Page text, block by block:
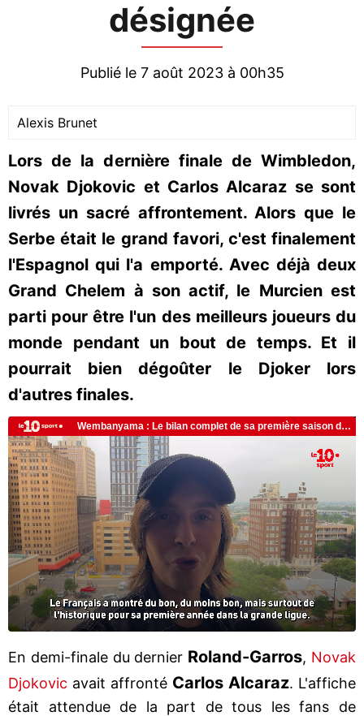
désignée
Publié le 7 août 2023 à 00h35
Alexis Brunet
Lors de la dernière finale de Wimbledon,
Novak Djokovic et Carlos Alcaraz se sont
livrés un sacré affrontement. Alors que le
Serbe était le grand favori, c'est finalement
l'Espagnol qui l'a emporté. Avec déjà deux
Grand Chelem à son actif, le Murcien est
parti pour être l'un des meilleurs joueurs du
monde pendant un bout de temps. Et il
pourrait bien dégoûter le Djoker lors
d'autres finales.
En demi-finale du dernier Roland-Garros, Novak
Djokovic avait affronté Carlos Alcaraz. L'affiche
était attendue de la part de tous les fans de